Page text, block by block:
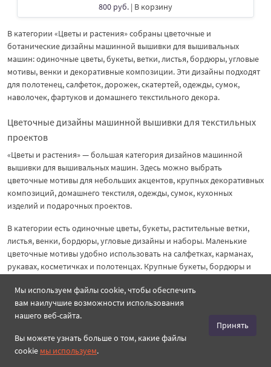
800 руб. | В корзину
В категории «Цветы и растения» собраны цветочные и
ботанические дизайны машинной вышивки для вышивальных
машин: одиночные цветы, букеты, ветки, листья, бордюры, угловые
мотивы, венки и декоративные композиции. Эти дизайны подходят
для полотенец, салфеток, дорожек, скатертей, одежды, сумок,
наволочек, фартуков и домашнего текстильного декора.
Цветочные дизайны машинной вышивки для текстильных
проектов
«Цветы и растения» — большая категория дизайнов машинной
вышивки для вышивальных машин. Здесь можно выбрать
цветочные мотивы для небольших акцентов, крупных декоративных
композиций, домашнего текстиля, одежды, сумок, кухонных
изделий и подарочных проектов.
В категории есть одиночные цветы, букеты, растительные ветки,
листья, венки, бордюры, угловые дизайны и наборы. Маленькие
цветочные мотивы удобно использовать на салфетках, карманах,
рукавах, косметичках и полотенцах. Крупные букеты, бордюры и
наволочек, сумок, панно и декоративного текстиля.
Что можно вышить с цветочными дизайнами
Полотенца:одиночные цветы, ветки, небольшие букеты и
вертикальные мотивы для гладких кухонных, чайных и
Мы используем файлы cookie, чтобы обеспечить
вам наилучшие возможности использования
нашего веб-сайта.
Вы можете узнать больше о том, какие файлы
cookie мы используем.
Принять